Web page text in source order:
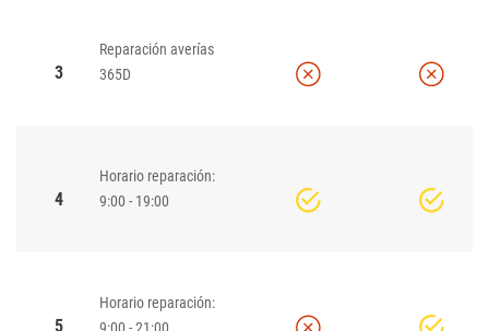
3
Reparación averías
365D
4
Horario reparación:
9:00 - 19:00
5
Horario reparación: